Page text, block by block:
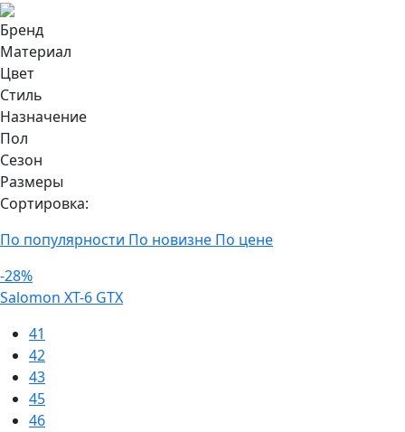
Бренд
Материал
Цвет
Стиль
Назначение
Пол
Сезон
Размеры
Сортировка:
По популярности По новизне По цене
-28%
Salomon XT-6 GTX
41
42
43
45
46